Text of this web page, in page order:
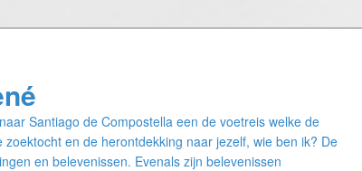
Santiago de Compostella een de voetreis welke de
en de herontdekking naar jezelf, wie ben ik? De
en belevenissen. Evenals zijn belevenissen